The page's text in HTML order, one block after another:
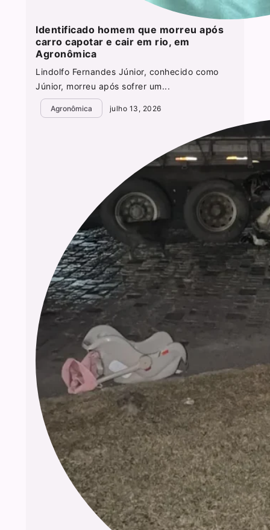
Identificado homem que morreu após
carro capotar e cair em rio, em
Agronômica
Lindolfo Fernandes Júnior, conhecido como
Júnior, morreu após sofrer um...
Agronômica julho 13, 2026